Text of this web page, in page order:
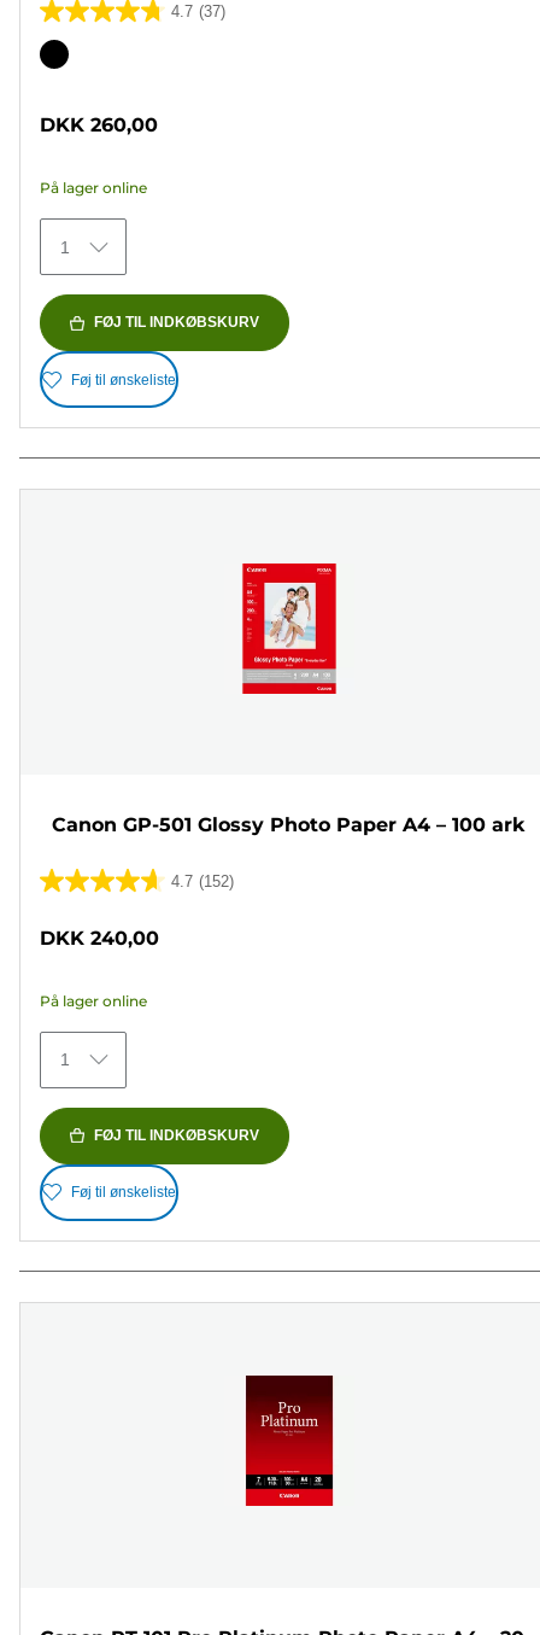
4.7 (37)
4.7
ud
stjerner.
anmeldelser
Farvepatron
DKK 260,00
På lager online
1
FØJ TIL INDKØBSKURV
Føj til ønskeliste
Canon GP-501 Glossy Photo Paper A4 – 100 ark
4.7 (152)
4.7
af
stjerner.
152
anmeldelser
DKK 240,00
På lager online
1
FØJ TIL INDKØBSKURV
Føj til ønskeliste